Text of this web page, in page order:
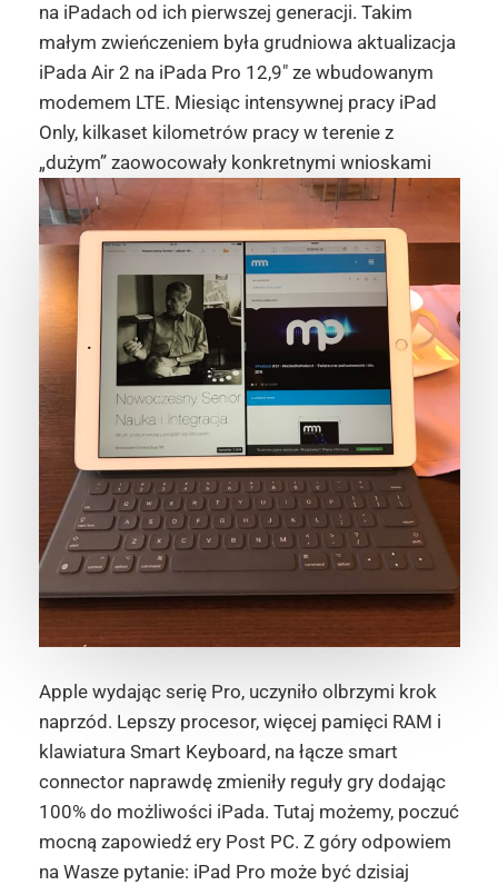
na iPadach od ich pierwszej generacji. Takim
małym zwieńczeniem była grudniowa aktualizacja
iPada Air 2 na iPada Pro 12,9″ ze wbudowanym
modemem LTE. Miesiąc intensywnej pracy iPad
Only, kilkaset kilometrów pracy w terenie z
„dużym” zaowocowały konkretnymi wnioskami
Apple wydając serię Pro, uczyniło olbrzymi krok
naprzód. Lepszy procesor, więcej pamięci RAM i
klawiatura Smart Keyboard, na łącze smart
connector naprawdę zmieniły reguły gry dodając
100% do możliwości iPada. Tutaj możemy, poczuć
mocną zapowiedź ery Post PC. Z góry odpowiem
na Wasze pytanie: iPad Pro może być dzisiaj